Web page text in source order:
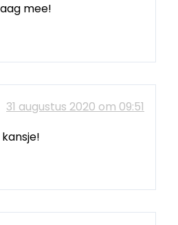
mee!
31 augustus 2020 om 09:51